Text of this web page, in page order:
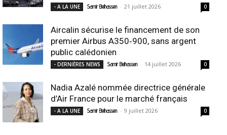
- A LA UNE Samir Belhassen - 21 juillet 2026 0
Aircalin sécurise le financement de son
premier Airbus A350‑900, sans argent
public calédonien
- DERNIÈRES NEWS Samir Belhassen - 14 juillet 2026 0
Nadia Azalé nommée directrice générale
d’Air France pour le marché français
- A LA UNE Samir Belhassen - 9 juillet 2026 0